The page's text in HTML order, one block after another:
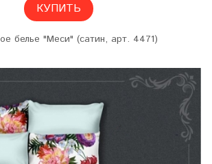
КУПИТЬ
белье "Меси" (сатин, арт. 4471)